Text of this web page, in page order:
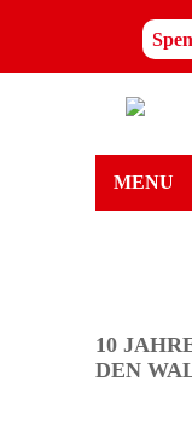
MENU
10
DEN